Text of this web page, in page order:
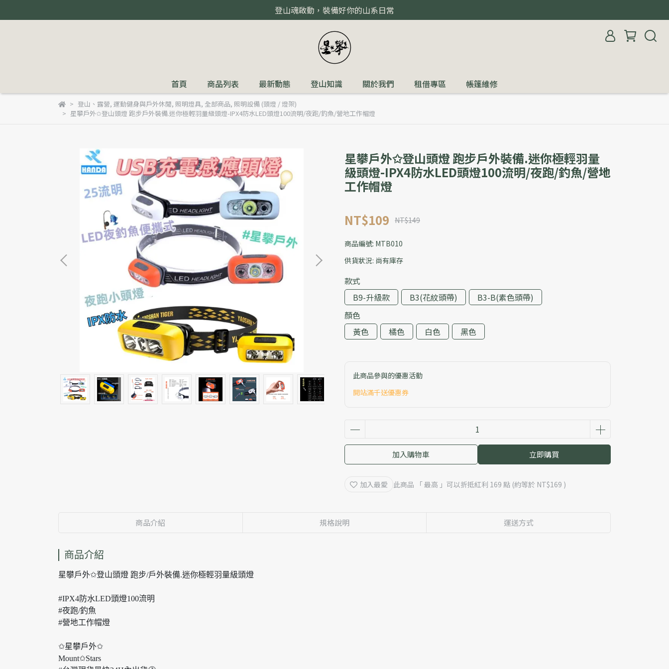
登山魂啟動，裝備好你的山系日常
首頁 商品列表 最新動態 登山知識 關於我們 租借專區 帳篷維修
登山、露營, 運動健身與戶外休閒, 照明燈具, 全部商品, 照明設備 (頭燈 / 燈架)
星攀戶外✩登山頭燈 跑步戶外裝備.迷你極輕羽量級頭燈-IPX4防水LED頭燈100流明/夜跑/釣魚/營地工作帽燈
星攀戶外✩登山頭燈 跑步戶外裝備.迷你極輕羽量
級頭燈-IPX4防水LED頭燈100流明/夜跑/釣魚/營地
工作帽燈
NT$109 NT$149
商品編號: MTB010
供貨狀況: 尚有庫存
款式
B9-升級款
B3(花紋頭帶)
B3-B(素色頭帶)
顏色
黃色
橘色 白色 黑色
此商品參與的優惠活動
開站滿千送優惠券
加入購物車 立即購買
加入最愛 此商品 「 最高 」可以折抵紅利 169 點 (約等於 NT$169 )
商品介紹 規格說明 運送方式
商品介紹
星攀戶外✩登山頭燈 跑步/戶外裝備.迷你極輕羽量級頭燈
#IPX4防水LED頭燈100流明
#夜跑/釣魚
#營地工作帽燈
✩星攀戶外✩
Mount✩Stars